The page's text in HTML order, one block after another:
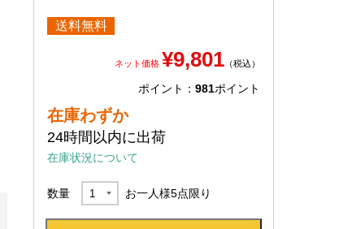
送料無料
ネット価格 ¥9,801 （税込）
ポイント： 981ポイント
在庫わずか
24時間以内に出荷
在庫状況について
数量 お一人様5点限り